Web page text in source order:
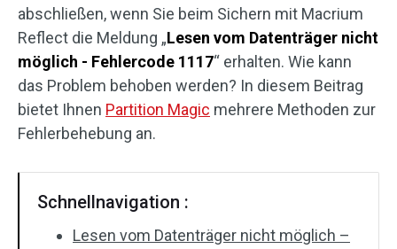
abschließen, wenn Sie beim Sichern mit Macrium
Reflect die Meldung „Lesen vom Datenträger nicht
möglich - Fehlercode 1117“ erhalten. Wie kann
das Problem behoben werden? In diesem Beitrag
bietet Ihnen Partition Magic mehrere Methoden zur
Fehlerbehebung an.
Schnellnavigation :
Lesen vom Datenträger nicht möglich –